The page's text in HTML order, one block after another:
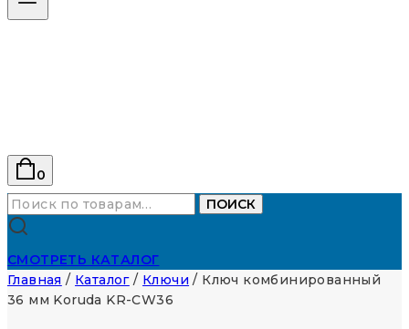
0
Искать:
ПОИСК
СМОТРЕТЬ КАТАЛОГ
Главная / Каталог / Ключи / Ключ комбинированный
36 мм Koruda KR-CW36